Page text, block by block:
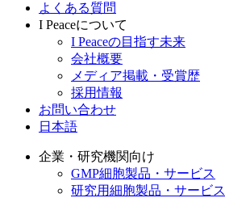
よくある質問
I Peaceについて
I Peaceの目指す未来
会社概要
メディア掲載・受賞歴
採用情報
お問い合わせ
日本語
企業・研究機関向け
GMP細胞製品・サービス
研究用細胞製品・サービス